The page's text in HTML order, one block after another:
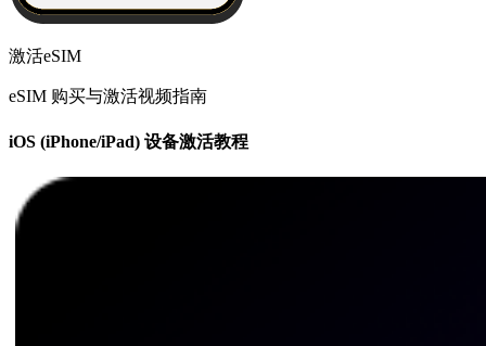
激活eSIM
eSIM 购买与激活视频指南
iOS (iPhone/iPad) 设备激活教程